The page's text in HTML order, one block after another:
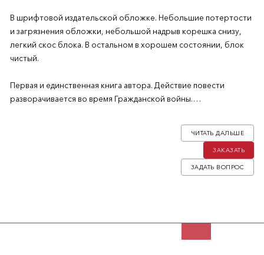
В шрифтовой издательской обложке. Небольшие потертости
и загрязнения обложки, небольшой надрыв корешка снизу,
легкий скос блока. В остальном в хорошем состоянии, блок
чистый.
Первая и единственная книга автора. Действие повести
разворачивается во время Гражданской войны.
Виктор Васильевич Ельмисов (1892-1970) — эмигрант второй
волны, писатель, преподаватель. Родился и жил в Сарапуле, во
время революци и Гражданской войны скитался по России,
позже жил в Сибири и Харькове. После войны жил в Мюнхене,
ЗАДАТЬ ВОПРОС
ЗАКАЗАТЬ
ЧИТАТЬ ДАЛЬШЕ